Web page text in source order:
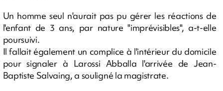
Un homme seul n'aurait pas pu gérer les réactions de
l'enfant de 3 ans, par nature "imprévisibles", a-t-elle
poursuivi.
Il fallait également un complice à l'intérieur du domicile
pour signaler à Larossi Abballa l'arrivée de Jean-
Baptiste Salvaing, a souligné la magistrate.